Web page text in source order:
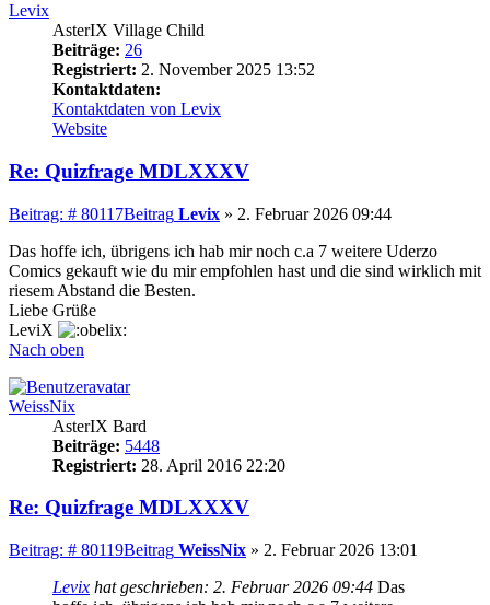
Levix
AsterIX Village Child
Beiträge: 26
Registriert: 2. November 2025 13:52
Kontaktdaten:
Kontaktdaten von Levix
Website
Re: Quizfrage MDLXXXV
Beitrag: # 80117Beitrag Levix » 2. Februar 2026 09:44
Das hoffe ich, übrigens ich hab mir noch c.a 7 weitere Uderzo
Comics gekauft wie du mir empfohlen hast und die sind wirklich mit
riesem Abstand die Besten.
Liebe Grüße
LeviX
Nach oben
WeissNix
AsterIX Bard
Beiträge: 5448
Registriert: 28. April 2016 22:20
Re: Quizfrage MDLXXXV
Beitrag: # 80119Beitrag WeissNix » 2. Februar 2026 13:01
Levix hat geschrieben: 2. Februar 2026 09:44 Das